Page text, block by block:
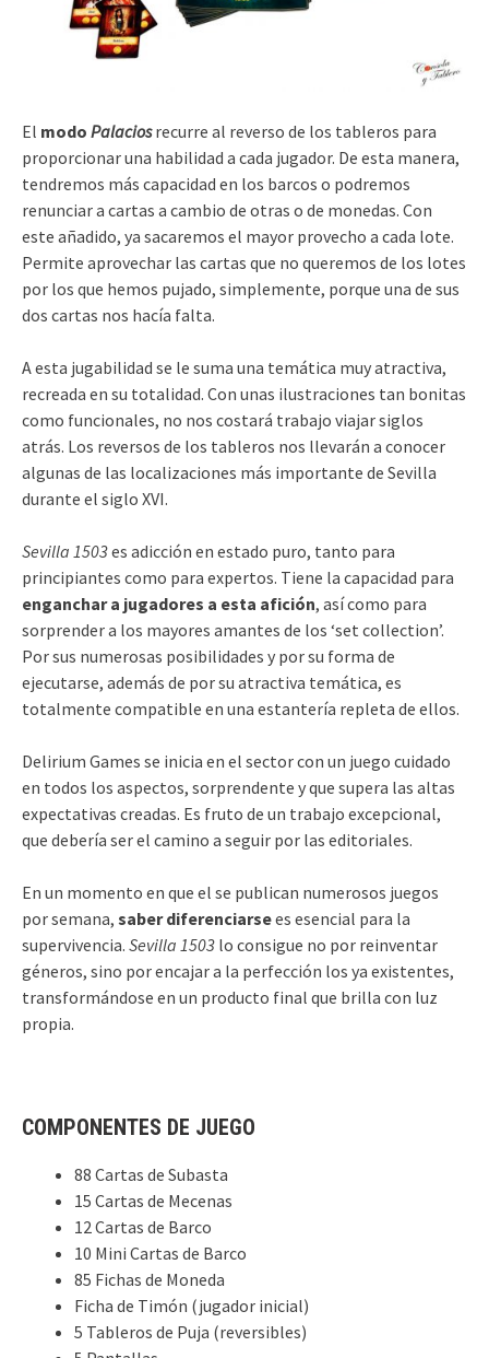
El modo Palaciosrecurre al reverso de los tableros para
proporcionar una habilidad a cada jugador. De esta manera,
tendremos más capacidad en los barcos o podremos
renunciar a cartas a cambio de otras o de monedas. Con
este añadido, ya sacaremos el mayor provecho a cada lote.
Permite aprovechar las cartas que no queremos de los lotes
por los que hemos pujado, simplemente, porque una de sus
dos cartas nos hacía falta.
A esta jugabilidad se le suma una temática muy atractiva,
recreada en su totalidad. Con unas ilustraciones tan bonitas
como funcionales, no nos costará trabajo viajar siglos
atrás. Los reversos de los tableros nos llevarán a conocer
algunas de las localizaciones más importante de Sevilla
durante el siglo XVI.
Sevilla 1503es adicción en estado puro, tanto para
principiantes como para expertos. Tiene la capacidad para
enganchar a jugadores a esta afición, así como para
sorprender a los mayores amantes de los ‘set collection’.
Por sus numerosas posibilidades y por su forma de
ejecutarse, además de por su atractiva temática, es
totalmente compatible en una estantería repleta de ellos.
Delirium Games se inicia en el sector con un juego cuidado
en todos los aspectos, sorprendente y que supera las altas
expectativas creadas. Es fruto de un trabajo excepcional,
que debería ser el camino a seguir por las editoriales.
En un momento en que el se publican numerosos juegos
por semana, saber diferenciarsees esencial para la
supervivencia. Sevilla 1503 lo consigue no por reinventar
géneros, sino por encajar a la perfección los ya existentes,
transformándose en un producto final que brilla con luz
propia.
COMPONENTES DE JUEGO
88 Cartas de Subasta
15 Cartas de Mecenas
12 Cartas de Barco
10 Mini Cartas de Barco
85 Fichas de Moneda
Ficha de Timón (jugador inicial)
5 Tableros de Puja (reversibles)